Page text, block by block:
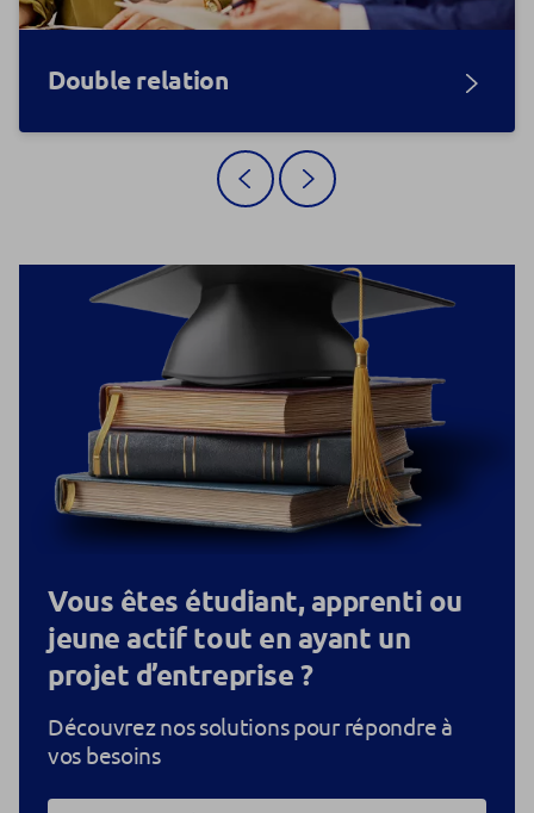
Double relation
Vous êtes étudiant, apprenti ou
jeune actif tout en ayant un
projet d’entreprise ?
Découvrez nos solutions pour répondre à
vos besoins